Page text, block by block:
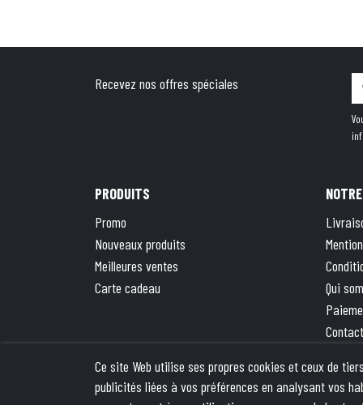
Recevez nos offres spéciales
PRODUITS
Promo
Nouveaux produits
Meilleures ventes
Carte cadeau
Qui
La
Ce site Web utilise ses propres cookies et ceux de
publicités liées à vos préférences en analysant vos